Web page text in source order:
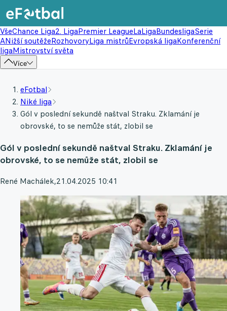
VšeChance Liga2. LigaPremier LeagueLaLigaBundesligaSerie
ANižší soutěžeRozhovoryLiga mistrůEvropská ligaKonferenční
ligaMistrovství světa
Více
eFotbal
Niké liga
Gól v poslední sekundě naštval Straku. Zklamání je
obrovské, to se nemůže stát, zlobil se
Gól v poslední sekundě naštval Straku. Zklamání je
obrovské, to se nemůže stát, zlobil se
René Machálek,21.04.2025 10:41